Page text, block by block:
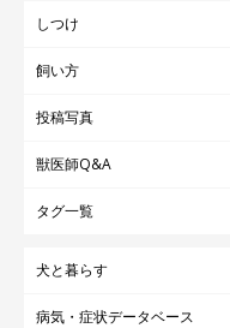
しつけ
飼い方
投稿写真
獣医師Q&A
タグ一覧
犬と暮らす
病気・症状データベース